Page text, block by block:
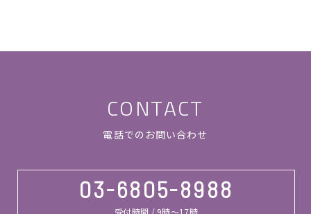
CONTACT
電話でのお問い合わせ
03-6805-8988
受付時間 / 9時～17時